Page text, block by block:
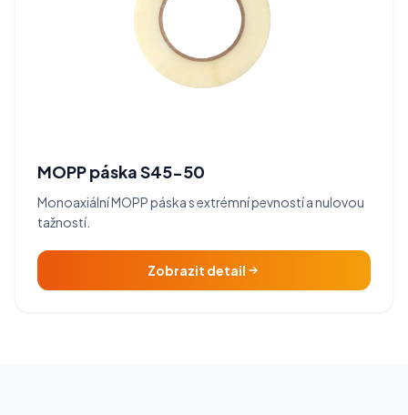
MOPP páska S45-50
Monoaxiální MOPP páska s extrémní pevností a nulovou
tažností.
Zobrazit detail